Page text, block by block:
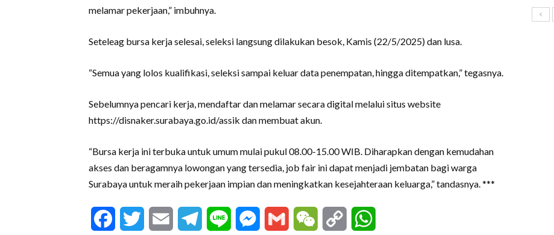
melamar pekerjaan,” imbuhnya.
Seteleag bursa kerja selesai, seleksi langsung dilakukan besok, Kamis (22/5/2025) dan lusa.
“Semua yang lolos kualifikasi, seleksi sampai keluar data penempatan, hingga ditempatkan,” tegasnya.
Sebelumnya pencari kerja, mendaftar dan melamar secara digital melalui situs website
https://disnaker.surabaya.go.id/assik dan membuat akun.
“Bursa kerja ini terbuka untuk umum mulai pukul 08.00-15.00 WIB. Diharapkan dengan kemudahan
akses dan beragamnya lowongan yang tersedia, job fair ini dapat menjadi jembatan bagi warga
Surabaya untuk meraih pekerjaan impian dan meningkatkan kesejahteraan keluarga,” tandasnya. ***
FacebookTwitter Email Telegram
Line Messenger
Gmail WeChat Copy